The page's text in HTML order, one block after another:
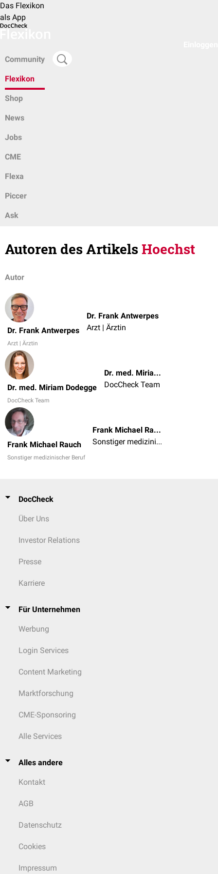
Das Flexikon
als App
Community
Flexikon
Shop
News
Jobs
CME
Flexa
Piccer
Ask
Autoren des ArtikelsHoechst
Autor
Dr. Frank Antwerpes
Arzt | Ärztin
Dr. Frank Antwerpes
Arzt | Ärztin
Dr. med. Miriam Dodegge
DocCheck Team
Dr. med. Miriam Dodegge
DocCheck Team
Frank Michael Rauch
Sonstiger medizinischer Beruf
Frank Michael Rauch
Sonstiger medizinischer Beruf
DocCheck
Über Uns
Investor Relations
Presse
Karriere
Für Unternehmen
Werbung
Login Services
Content Marketing
Marktforschung
CME-Sponsoring
Alle Services
Alles andere
Kontakt
AGB
Datenschutz
Cookies
Impressum